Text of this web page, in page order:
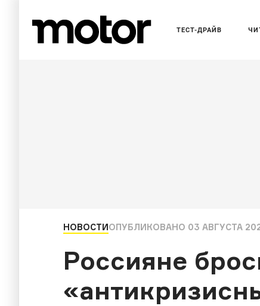
ТЕСТ-ДРАЙВ
НОВОСТИОПУБЛИКОВАНО 03 АВГУСТА
Россияне